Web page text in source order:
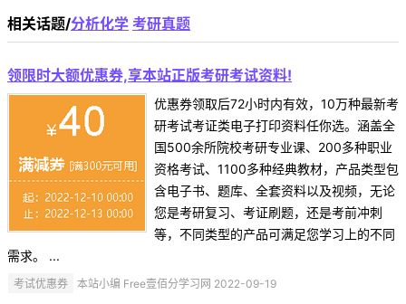
相关话题/分析化学 考研真题
领限时大额优惠券,享本站正版考研考试资料!
优惠券领取后72小时内有效，10万种最新考
研考试考证类电子打印资料任你选。涵盖全
国500余所院校考研专业课、200多种职业
资格考试、1100多种经典教材，产品类型包
含电子书、题库、全套资料以及视频，无论
您是考研复习、考证刷题，还是考前冲刺
等，不同类型的产品可满足您学习上的不同
需求。 ...
考试优惠券 本站小编 Free壹佰分学习网 2022-09-19